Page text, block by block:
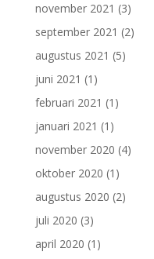
november 2021 (3)
september 2021 (2)
augustus 2021 (5)
juni 2021 (1)
februari 2021 (1)
januari 2021 (1)
november 2020 (4)
oktober 2020 (1)
augustus 2020 (2)
juli 2020 (3)
april 2020 (1)